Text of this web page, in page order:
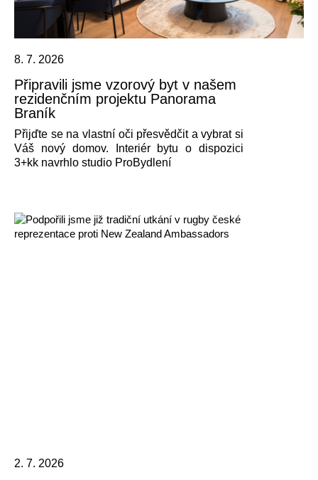
8. 7. 2026
Připravili jsme vzorový byt v našem
rezidenčním projektu Panorama
Braník
Přijďte se na vlastní oči přesvědčit a vybrat si
Váš nový domov. Interiér bytu o dispozici
3+kk navrhlo studio ProBydlení
2. 7. 2026